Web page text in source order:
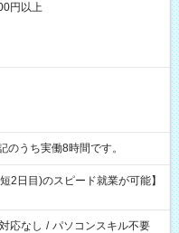
円以上
21:00～6:00 ※表記のうち実働8時間です。
2日目)のスピード就業が可能】
応なし / パソコンスキル不要